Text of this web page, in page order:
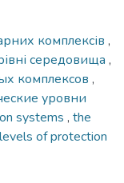
комплексів ,
середовища ,
комплексов ,
уровни
systems , the
of protection